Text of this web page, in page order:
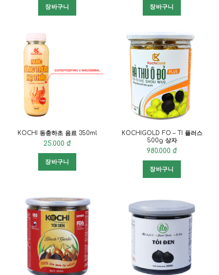
장바구니 장바구니
KOCHI 동충하초 음료 350ml
25.000 ₫
장바구니
KOCHIGOLD FO – TI 플러스
500g 상자
980.000 ₫
장바구니